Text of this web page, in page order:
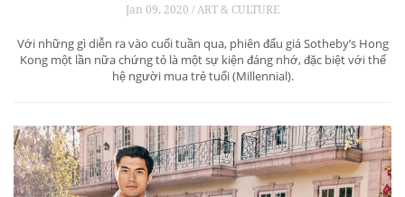
Jan 09, 2020 / ART & CULTURE
Với những gì diễn ra vào cuối tuần qua, phiên đấu giá Sotheby’s Hong
Kong một lần nữa chứng tỏ là một sự kiện đáng nhớ, đặc biệt với thế
hệ người mua trẻ tuổi (Millennial).